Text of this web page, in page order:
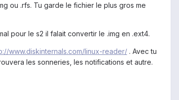
ou .rfs. Tu garde le fichier le plus gros me
pour le s2 il falait convertir le .img en .ext4.
www.diskinternals.com/linux-reader/ . Avec tu
les sonneries, les notifications et autre.